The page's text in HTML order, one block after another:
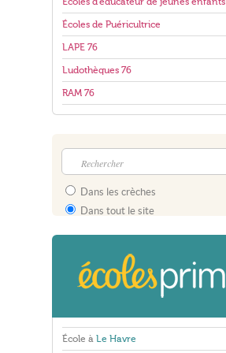
Écoles de Puéricultrice
LAPE 76
Ludothèques 76
RAM 76
Dans les crèches
Dans tout le site
École à Le Havre